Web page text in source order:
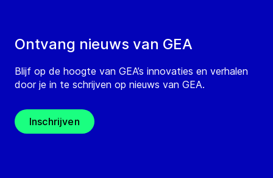
Ontvang nieuws van GEA
Blijf op de hoogte van GEA’s innovaties en verhalen
door je in te schrijven op nieuws van GEA.
Inschrijven